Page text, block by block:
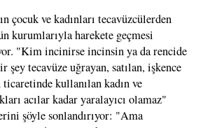
çocuk ve kadınları tecavüzcülerden
kurumlarıyla harekete geçmesi
"Kim incinirse incinsin ya da rencide
şey tecavüze uğrayan, satılan, işkence
kullanılan kadın ve
acılar kadar yaralayıcı olamaz"
şöyle sonlandırıyor: "Ama